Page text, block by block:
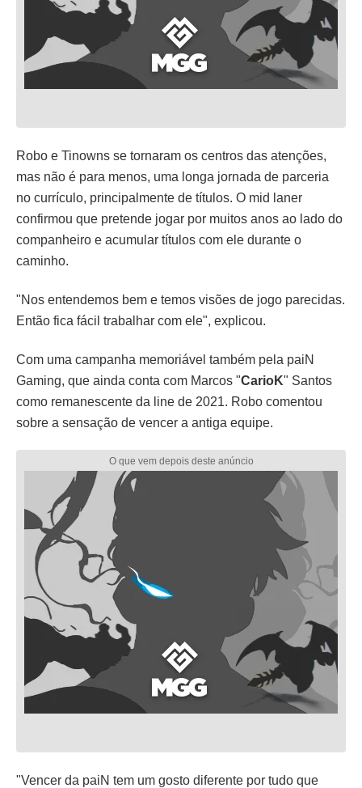
Robo e Tinowns se tornaram os centros das atenções,
mas não é para menos, uma longa jornada de parceria
no currículo, principalmente de títulos. O mid laner
confirmou que pretende jogar por muitos anos ao lado do
companheiro e acumular títulos com ele durante o
caminho.
"Nos entendemos bem e temos visões de jogo parecidas.
Então fica fácil trabalhar com ele", explicou.
Com uma campanha memoriável também pela paiN
Gaming, que ainda conta com Marcos "CarioK" Santos
como remanescente da line de 2021. Robo comentou
sobre a sensação de vencer a antiga equipe.
"Vencer da paiN tem um gosto diferente por tudo que